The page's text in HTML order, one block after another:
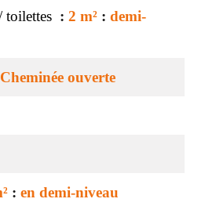
toilettes 2 m²
demi-
Cheminée ouverte
en demi-niveau